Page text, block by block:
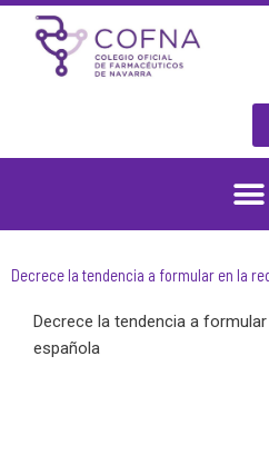
Skip
content
Decrece la tendencia a formular en la
Decrece la tendencia a
española